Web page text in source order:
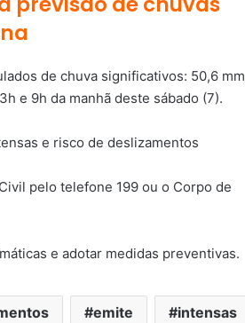
de chuva significativos: 50,6 mm
e 9h da manhã deste sábado (7).
pelo telefone 199 ou o Corpo de
e adotar medidas preventivas.
emite intensas